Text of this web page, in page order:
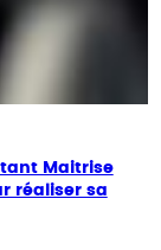
Maitrise
réaliser sa